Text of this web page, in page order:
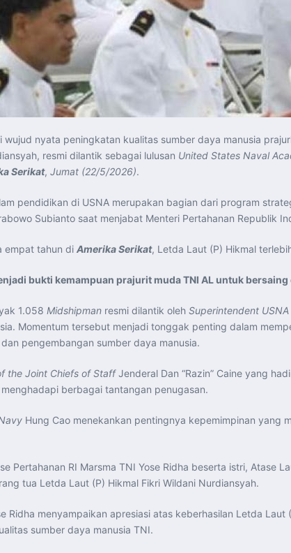
nyata peningkatan kualitas sumber daya manusia
resmi dilantik sebagai lulusan United States Naval
Serikat, Jumat (22/5/2026).
pendidikan di USNA merupakan bagian dari program
Subianto saat menjabat Menteri Pertahanan Republik
empat tahun di Amerika Serikat, Letda Laut (P) Hikmal
bukti kemampuan prajurit muda TNI AL untuk
1.058 Midshipman resmi dilantik oleh Superintendent USNA
Momentum tersebut menjadi tonggak penting dalam
pengembangan sumber daya manusia.
the Joint Chiefs of StaffJenderal Dan “Razin” Caine yang
berbagai tantangan penugasan.
Hung Cao menekankan pentingnya kepemimpinan yang
Pertahanan RI Marsma TNI Yose Ridha beserta istri, Atase
tua Letda Laut (P) Hikmal Fikri Wildani Nurdiansyah.
Ridha menyampaikan apresiasi atas keberhasilan Letda
sumber daya manusia TNI.